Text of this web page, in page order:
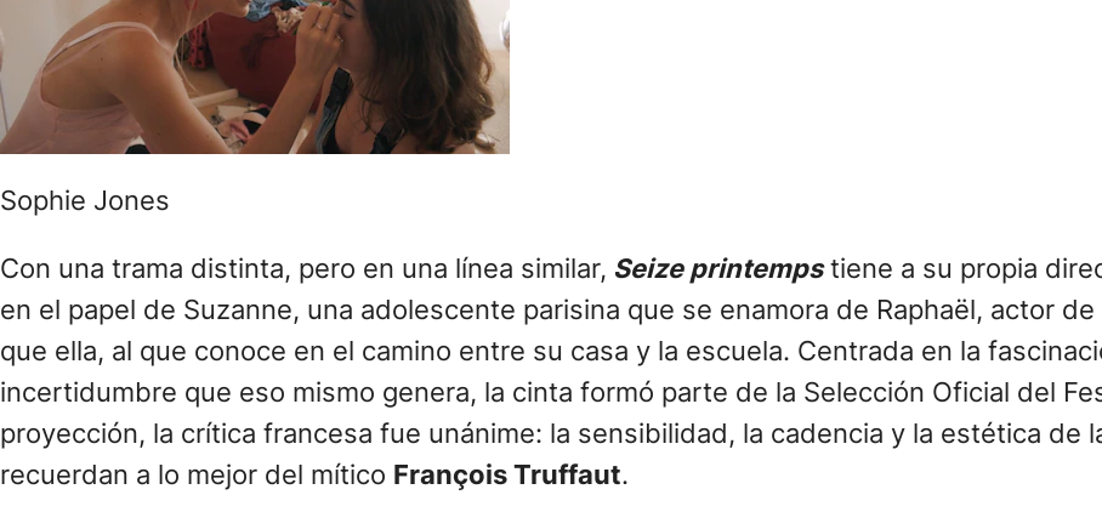
Sophie Jones
Con una trama distinta, pero en una línea similar, Seize printempstiene a su propia
en el papel de Suzanne, una adolescente parisina que se enamora de Raphaël, actor
que ella, al que conoce en el camino entre su casa y la escuela. Centrada en la
incertidumbre que eso mismo genera, la cinta formó parte de la Selección Oficial del
proyección, la crítica francesa fue unánime: la sensibilidad, la cadencia y la estética de
recuerdan a lo mejor del mítico François Truffaut.